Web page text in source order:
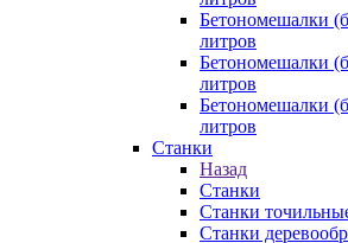
Бетономешалки
литров
Бетономешалки
литров
Бетономешалки
литров
Станки
Назад
Станки
Станки
Станки